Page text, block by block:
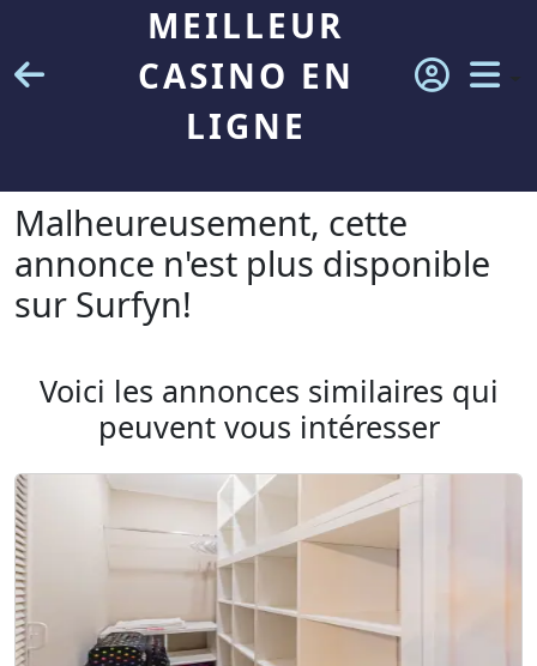
MEILLEUR
CASINO EN
LIGNE
Malheureusement, cette
annonce n'est plus disponible
sur Surfyn!
Voici les annonces similaires qui
peuvent vous intéresser